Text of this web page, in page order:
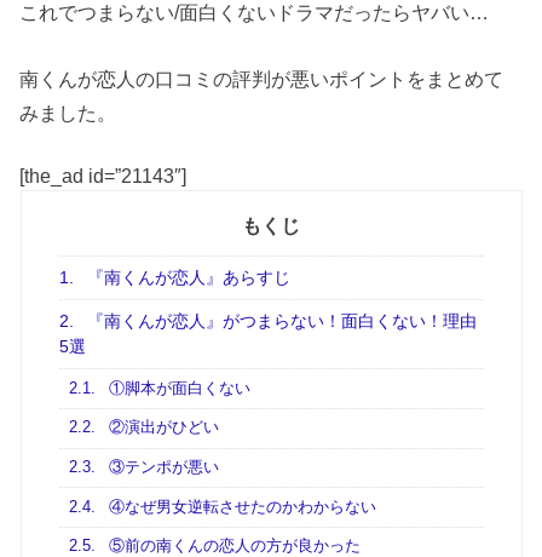
これでつまらない/面白くないドラマだったらヤバい…
南くんが恋人の口コミの評判が悪いポイントをまとめて
みました。
[the_ad id=”21143″]
もくじ
1. 『南くんが恋人』あらすじ
2.
『南くんが恋人』がつまらない！面白くない！理由
5選
2.1. ①脚本が面白くない
2.2. ②演出がひどい
2.3. ③テンポが悪い
2.4. ④なぜ男女逆転させたのかわからない
2.5. ⑤前の南くんの恋人の方が良かった